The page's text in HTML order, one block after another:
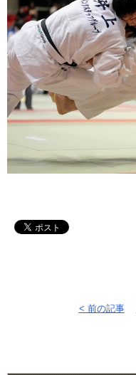
< 前の記事